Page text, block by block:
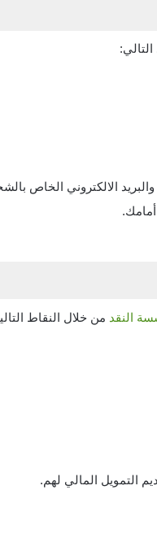
الالكتروني الخاص
النقد من خلال النقاط
التمويل المالي لهم.